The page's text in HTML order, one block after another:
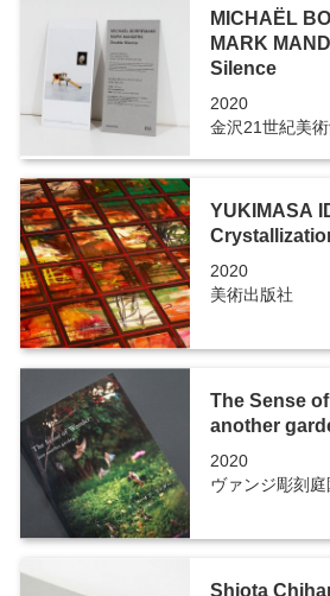
MICHAËL
MARK
Silence
2020
金沢21世紀美
YUKIMASA
2020
美術出版社
The Sense
another
2020
ヴァンジ彫刻
Shiota